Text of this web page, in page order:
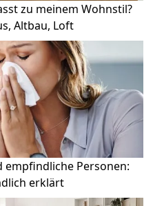
zu meinem Wohnstil?
Altbau, Loft
Personen:
erklärt